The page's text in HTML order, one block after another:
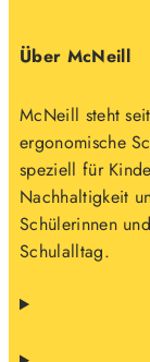
Über McNeill
McNeill steht
ergonomische
speziell für
Nachhaltigkeit
Schülerinnen
Schulalltag.